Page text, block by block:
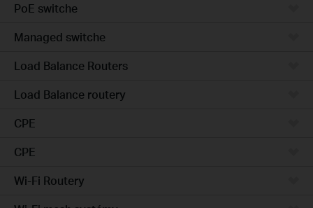
PoE switche
Managed switche
Load Balance Routers
Load Balance routery
CPE
CPE
Wi-Fi Routery